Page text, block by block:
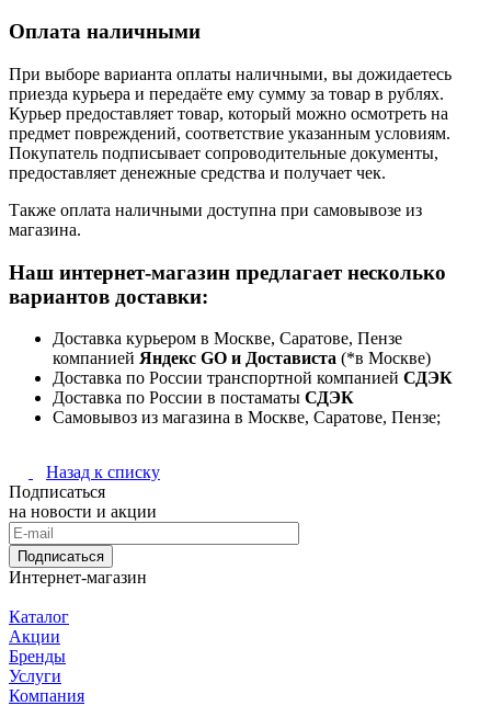
Оплата наличными
При выборе варианта оплаты наличными, вы дожидаетесь
приезда курьера и передаёте ему сумму за товар в рублях.
Курьер предоставляет товар, который можно осмотреть на
предмет повреждений, соответствие указанным условиям.
Покупатель подписывает сопроводительные документы,
предоставляет денежные средства и получает чек.
Также оплата наличными доступна при самовывозе из
магазина.
Наш интернет-магазин предлагает несколько
вариантов доставки:
Доставка курьером в Москве, Саратове, Пензе
компанией Яндекс GO и Достависта (*в Москве)
Доставка по России транспортной компанией СДЭК
Доставка по России в постаматы СДЭК
Самовывоз из магазина в Москве, Саратове, Пензе;
Назад к списку
Подписаться
на новости и акции
Подписаться
Интернет-магазин
Каталог
Акции
Бренды
Услуги
Компания